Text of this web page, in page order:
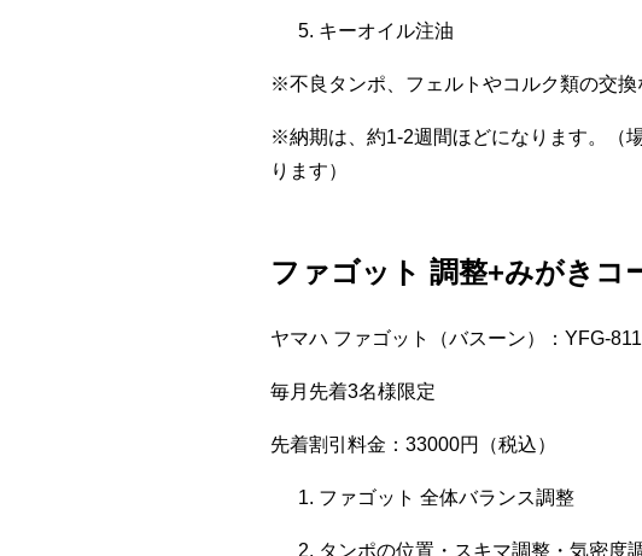
キーオイル注油
※不良タンポ、フェルトやコルク類の交換
※納期は、約1-2週間ほどになります。（
ります）
ファゴット 調整+みがきコ
ヤマハ ファゴット（バスーン）：YFG-811
毎月先着3名様限定
先着割引料金：33000円（税込）
ファゴット 全体バランス調整
タンポの位置・スキマ調整・気密度